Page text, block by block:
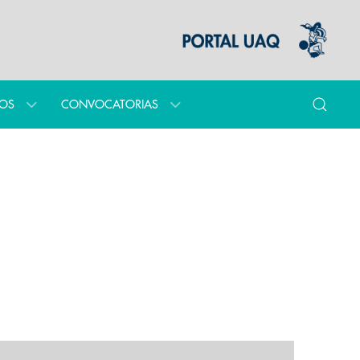
CONVOCATORIAS